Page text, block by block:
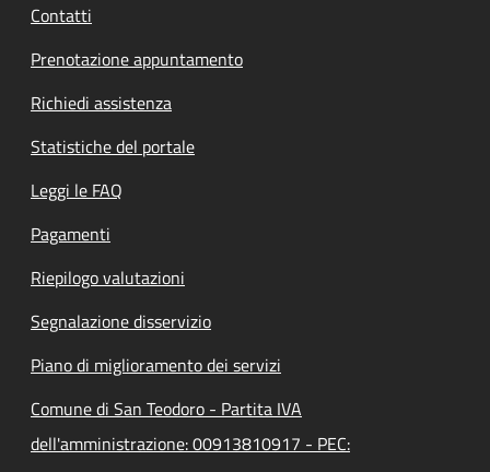
Contatti
Prenotazione appuntamento
Richiedi assistenza
Statistiche del portale
Leggi le FAQ
Pagamenti
Riepilogo valutazioni
Segnalazione disservizio
Piano di miglioramento dei servizi
Comune di San Teodoro - Partita IVA
dell'amministrazione: 00913810917 - PEC: